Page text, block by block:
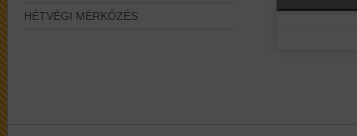
HÉTVÉGI MÉRKŐZÉS